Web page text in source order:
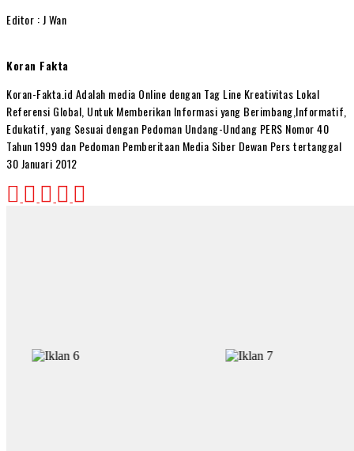
Editor : J Wan
Koran Fakta
Koran-Fakta.id Adalah media Online dengan Tag Line Kreativitas Lokal
Referensi Global, Untuk Memberikan Informasi yang Berimbang,Informatif,
Edukatif, yang Sesuai dengan Pedoman Undang-Undang PERS Nomor 40
Tahun 1999 dan Pedoman Pemberitaan Media Siber Dewan Pers tertanggal
30 Januari 2012